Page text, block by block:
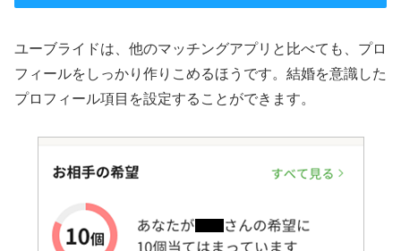
ユーブライドは、他のマッチングアプリと比べても、プロ
フィールをしっかり作りこめるほうです。結婚を意識した
プロフィール項目を設定することができます。